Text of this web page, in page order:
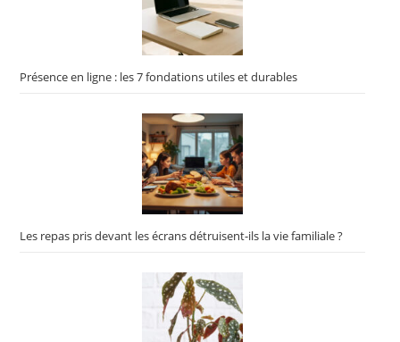
Présence en ligne : les 7 fondations utiles et durables
Les repas pris devant les écrans détruisent-ils la vie familiale ?